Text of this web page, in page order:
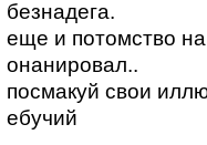
безнадега.
еще и потомство
онанировал..
посмакуй свои
ебучий